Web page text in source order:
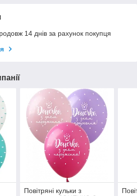
14 днів за рахунок покупця
Повітряні кульки з